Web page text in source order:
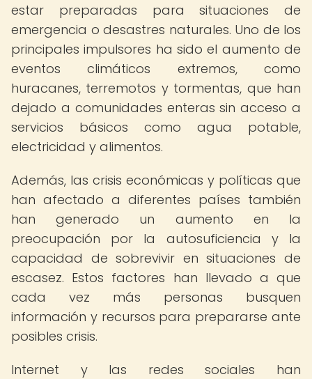
estar preparadas para situaciones de
emergencia o desastres naturales. Uno de los
principales impulsores ha sido el aumento de
eventos climáticos extremos, como
huracanes, terremotos y tormentas, que han
dejado a comunidades enteras sin acceso a
servicios básicos como agua potable,
electricidad y alimentos.
Además, las crisis económicas y políticas que
han afectado a diferentes países también
han generado un aumento en la
preocupación por la autosuficiencia y la
capacidad de sobrevivir en situaciones de
escasez. Estos factores han llevado a que
cada vez más personas busquen
información y recursos para prepararse ante
posibles crisis.
Internet y las redes sociales han